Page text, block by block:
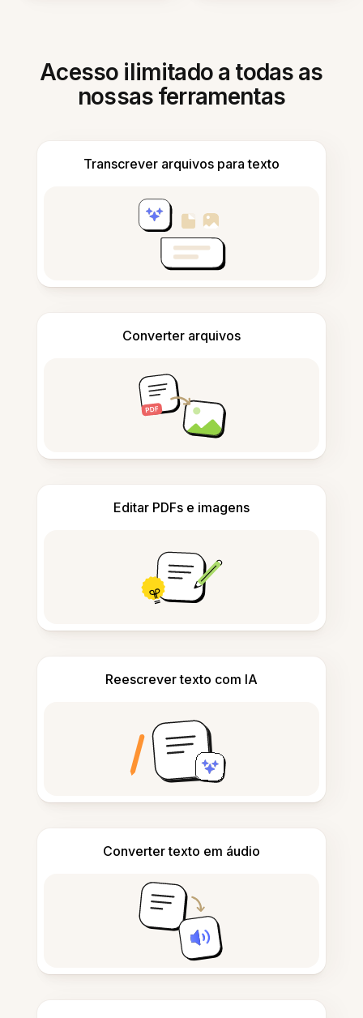
Acesso ilimitado a todas as
nossas ferramentas
Transcrever arquivos para texto
Converter arquivos
Editar PDFs e imagens
Reescrever texto com IA
Converter texto em áudio